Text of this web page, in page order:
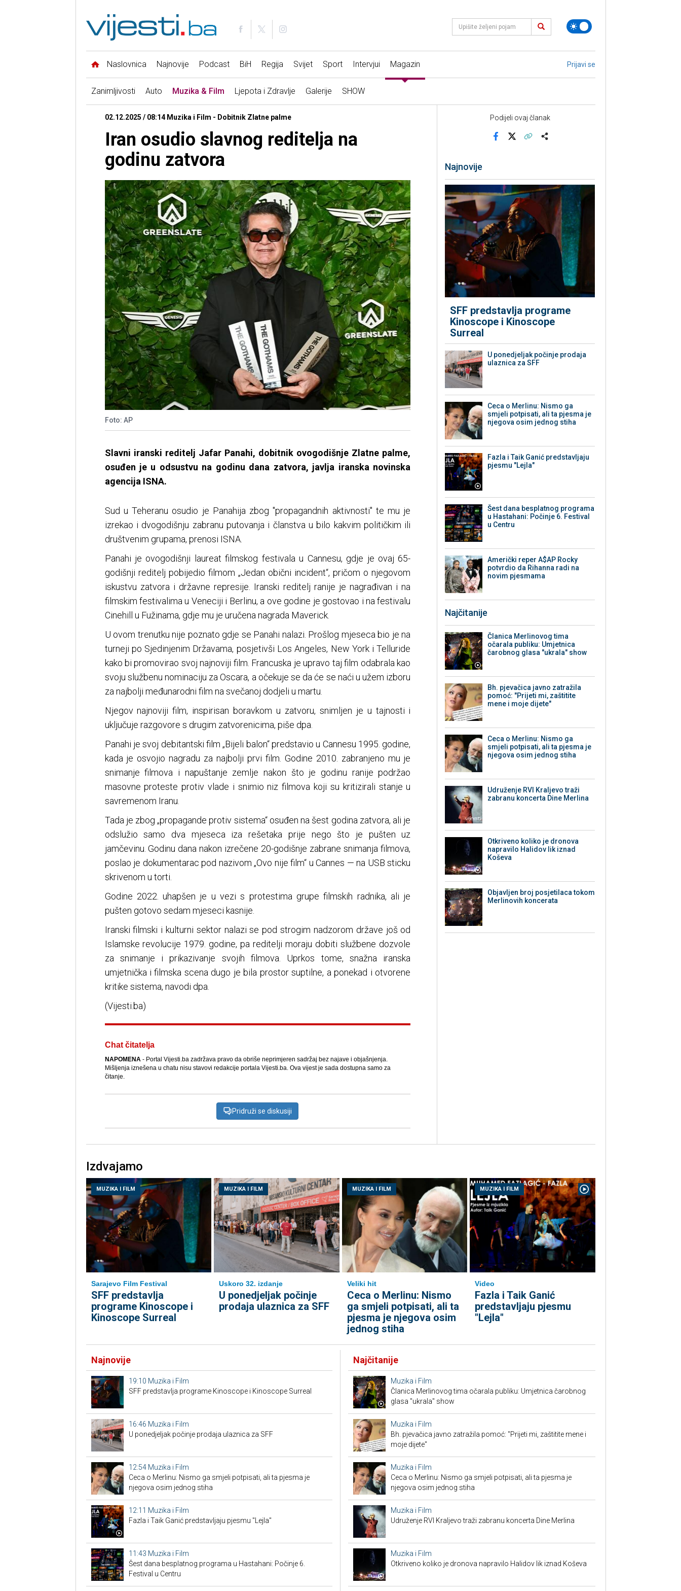
Naslovnica Najnovije Podcast BiH Regija Svijet Sport Intervjui Magazin Prijavi se
Zanimljivosti Auto Muzika & Film Ljepota i Zdravlje Galerije SHOW
02.12.2025 / 08:14 Muzika i Film - Dobitnik Zlatne palme
Iran osudio slavnog reditelja na
godinu zatvora
Foto: AP
Slavni iranski reditelj Jafar Panahi, dobitnik ovogodišnje Zlatne palme,
osuđen je u odsustvu na godinu dana zatvora, javlja iranska novinska
agencija ISNA.
Sud u Teheranu osudio je Panahija zbog "propagandnih aktivnosti" te mu je
izrekao i dvogodišnju zabranu putovanja i članstva u bilo kakvim političkim ili
društvenim grupama, prenosi ISNA.
Panahi je ovogodišnji laureat filmskog festivala u Cannesu, gdje je ovaj 65-
godišnji reditelj pobijedio filmom „Jedan obični incident“, pričom o njegovom
iskustvu zatvora i državne represije. Iranski reditelj ranije je nagrađivan i na
filmskim festivalima u Veneciji i Berlinu, a ove godine je gostovao i na festivalu
Cinehill u Fužinama, gdje mu je uručena nagrada Maverick.
U ovom trenutku nije poznato gdje se Panahi nalazi. Prošlog mjeseca bio je na
turneji po Sjedinjenim Državama, posjetivši Los Angeles, New York i Telluride
kako bi promovirao svoj najnoviji film. Francuska je upravo taj film odabrala kao
svoju službenu nominaciju za Oscara, a očekuje se da će se naći u užem izboru
za najbolji međunarodni film na svečanoj dodjeli u martu.
Njegov najnoviji film, inspirisan boravkom u zatvoru, snimljen je u tajnosti i
uključuje razgovore s drugim zatvorenicima, piše dpa.
Panahi je svoj debitantski film „Bijeli balon“ predstavio u Cannesu 1995. godine,
kada je osvojio nagradu za najbolji prvi film. Godine 2010. zabranjeno mu je
snimanje filmova i napuštanje zemlje nakon što je godinu ranije podržao
masovne proteste protiv vlade i snimio niz filmova koji su kritizirali stanje u
savremenom Iranu.
Tada je zbog „propagande protiv sistema“ osuđen na šest godina zatvora, ali je
odslužio samo dva mjeseca iza rešetaka prije nego što je pušten uz
jamčevinu. Godinu dana nakon izrečene 20-godišnje zabrane snimanja filmova,
poslao je dokumentarac pod nazivom „Ovo nije film“ u Cannes — na USB sticku
skrivenom u torti.
Godine 2022. uhapšen je u vezi s protestima grupe filmskih radnika, ali je
pušten gotovo sedam mjeseci kasnije.
Iranski filmski i kulturni sektor nalazi se pod strogim nadzorom države još od
Islamske revolucije 1979. godine, pa reditelji moraju dobiti službene dozvole
za snimanje i prikazivanje svojih filmova. Uprkos tome, snažna iranska
umjetnička i filmska scena dugo je bila prostor suptilne, a ponekad i otvorene
kritike sistema, navodi dpa.
(Vijesti.ba)
Chat čitatelja
NAPOMENA- Portal Vijesti.ba zadržava pravo da obriše neprimjeren sadržaj bez najave i objašnjenja.
Mišljenja iznešena u chatu nisu stavovi redakcije portala Vijesti.ba. Ova vijest je sada dostupna samo za
čitanje.
Pridruži se diskusiji
Podijeli ovaj članak
Najnovije
SFF predstavlja programe
Kinoscope i Kinoscope
Surreal
U ponedjeljak počinje prodaja
ulaznica za SFF
Ceca o Merlinu: Nismo ga
smjeli potpisati, ali ta pjesma je
njegova osim jednog stiha
Fazla i Taik Ganić predstavljaju
pjesmu "Lejla"
Šest dana besplatnog programa
u Hastahani: Počinje 6. Festival
u Centru
Američki reper A$AP Rocky
potvrdio da Rihanna radi na
novim pjesmama
Najčitanije
Članica Merlinovog tima
očarala publiku: Umjetnica
čarobnog glasa "ukrala" show
Bh. pjevačica javno zatražila
pomoć: "Prijeti mi, zaštitite
mene i moje dijete"
Ceca o Merlinu: Nismo ga
smjeli potpisati, ali ta pjesma je
njegova osim jednog stiha
Udruženje RVI Kraljevo traži
zabranu koncerta Dine Merlina
Otkriveno koliko je dronova
napravilo Halidov lik iznad
Koševa
Objavljen broj posjetilaca tokom
Merlinovih koncerata
Izdvajamo
MUZIKA I FILM
Sarajevo Film Festival
SFF predstavlja
programe Kinoscope i
Kinoscope Surreal
MUZIKA I FILM
Uskoro 32. izdanje
U ponedjeljak počinje
prodaja ulaznica za SFF
MUZIKA I FILM
Veliki hit
Ceca o Merlinu: Nismo
ga smjeli potpisati, ali ta
pjesma je njegova osim
jednog stiha
MUZIKA I FILM
Video
Fazla i Taik Ganić
predstavljaju pjesmu
"Lejla"
Najnovije
19:10 Muzika i Film
SFF predstavlja programe Kinoscope i Kinoscope Surreal
16:46 Muzika i Film
U ponedjeljak počinje prodaja ulaznica za SFF
12:54 Muzika i Film
Ceca o Merlinu: Nismo ga smjeli potpisati, ali ta pjesma je
njegova osim jednog stiha
12:11 Muzika i Film
Fazla i Taik Ganić predstavljaju pjesmu "Lejla"
11:43 Muzika i Film
Šest dana besplatnog programa u Hastahani: Počinje 6.
Festival u Centru
Najčitanije
Muzika i Film
Članica Merlinovog tima očarala publiku: Umjetnica čarobnog
glasa "ukrala" show
Muzika i Film
Bh. pjevačica javno zatražila pomoć: "Prijeti mi, zaštitite mene i
moje dijete"
Muzika i Film
Ceca o Merlinu: Nismo ga smjeli potpisati, ali ta pjesma je
njegova osim jednog stiha
Muzika i Film
Udruženje RVI Kraljevo traži zabranu koncerta Dine Merlina
Muzika i Film
Otkriveno koliko je dronova napravilo Halidov lik iznad Koševa